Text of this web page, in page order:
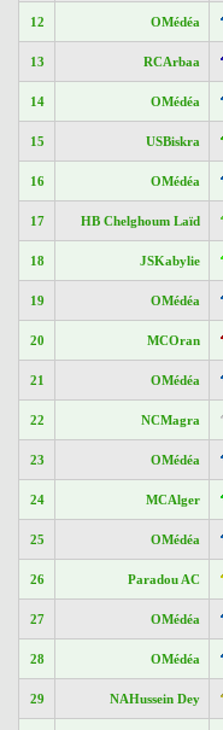
12 OMédéa
13 RCArbaa
14 OMédéa
15 USBiskra
16 OMédéa
17 HB Chelghoum Laïd
18 JSKabylie
19 OMédéa
20 MCOran
21 OMédéa
22 NCMagra
23 OMédéa
24 MCAlger
25 OMédéa
26 Paradou AC
27 OMédéa
28 OMédéa
29 NAHussein Dey